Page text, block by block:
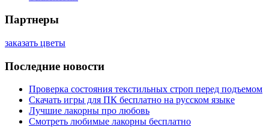
Партнеры
заказать цветы
Последние новости
Проверка состояния текстильных строп перед подъемом
Скачать игры для ПК бесплатно на русском языке
Лучшие лакорны про любовь
Смотреть любимые лакорны бесплатно